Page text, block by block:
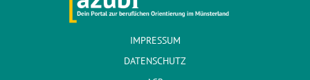
IMPRESSUM
DATENSCHUTZ